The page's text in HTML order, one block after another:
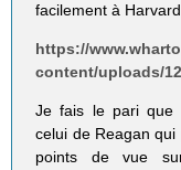
facilement à
https://
content/uploads/
Je fais le pari que
celui de Reagan
points de vue